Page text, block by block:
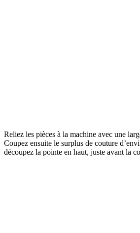
Reliez les pièces à la machine avec une
Coupez ensuite le surplus de couture
découpez la pointe en haut, juste avant la